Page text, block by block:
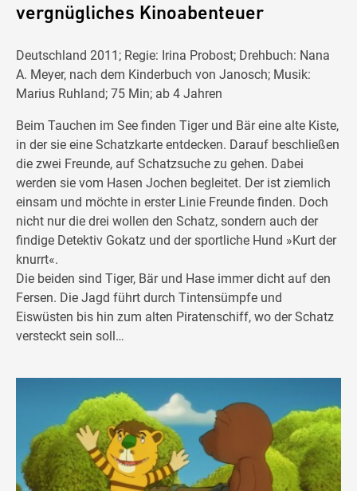
vergnügliches Kinoabenteuer
Deutschland 2011; Regie: Irina Probost; Drehbuch: Nana
A. Meyer, nach dem Kinderbuch von Janosch; Musik:
Marius Ruhland; 75 Min; ab 4 Jahren
Beim Tauchen im See finden Tiger und Bär eine alte Kiste,
in der sie eine Schatzkarte entdecken. Darauf beschließen
die zwei Freunde, auf Schatzsuche zu gehen. Dabei
werden sie vom Hasen Jochen begleitet. Der ist ziemlich
einsam und möchte in erster Linie Freunde finden. Doch
nicht nur die drei wollen den Schatz, sondern auch der
findige Detektiv Gokatz und der sportliche Hund »Kurt der
knurrt«.
Die beiden sind Tiger, Bär und Hase immer dicht auf den
Fersen. Die Jagd führt durch Tintensümpfe und
Eiswüsten bis hin zum alten Piratenschiff, wo der Schatz
versteckt sein soll…